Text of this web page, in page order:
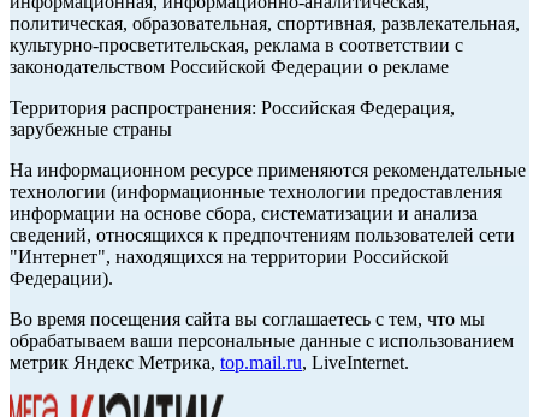
политическая, образовательная, спортивная, развлекательная,
культурно-просветительская, реклама в соответствии с
законодательством Российской Федерации о рекламе
Территория распространения: Российская Федерация,
зарубежные страны
На информационном ресурсе применяются рекомендательные
технологии (информационные технологии предоставления
информации на основе сбора, систематизации и анализа
сведений, относящихся к предпочтениям пользователей сети
"Интернет", находящихся на территории Российской
Федерации).
Во время посещения сайта вы соглашаетесь с тем, что мы
обрабатываем ваши персональные данные с использованием
метрик Яндекс Метрика, top.mail.ru, LiveInternet.